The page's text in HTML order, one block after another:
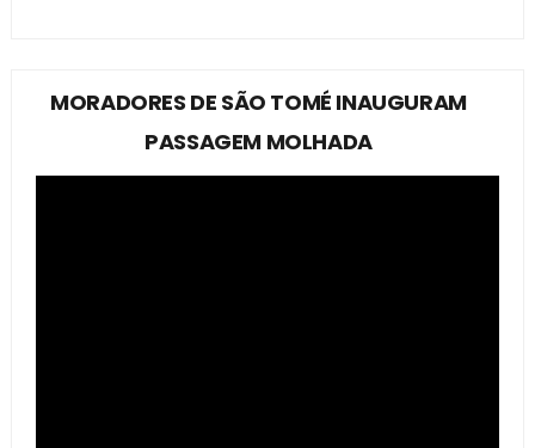
MORADORES DE SÃO TOMÉ INAUGURAM
PASSAGEM MOLHADA